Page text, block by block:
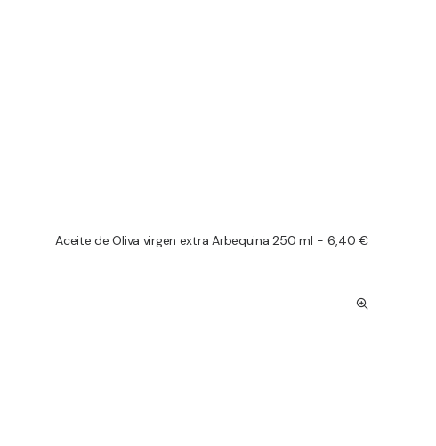
AÑADIR AL CARRITO
Aceite de Oliva virgen extra Arbequina 250 ml 6,40€